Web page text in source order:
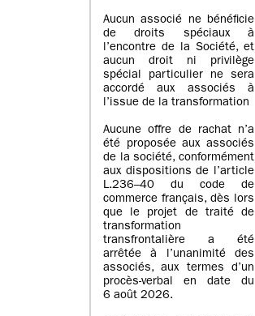
Aucun associé ne bénéficie
de droits spéciaux à
l’encontre de la Société, et
aucun droit ni privilège
spécial particulier ne sera
accordé aux associés à
l’issue de la transformation
Aucune offre de rachat n’a
été proposée aux associés
de la société, conformément
aux dispositions de l’article
L.236–40 du code de
commerce français, dès lors
que le projet de traité de
transformation
transfrontalière a été
arrêtée à l’unanimité des
associés, aux termes d’un
procès-verbal en date du
6 août 2026.